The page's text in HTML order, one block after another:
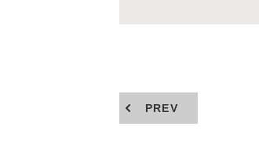
PREV